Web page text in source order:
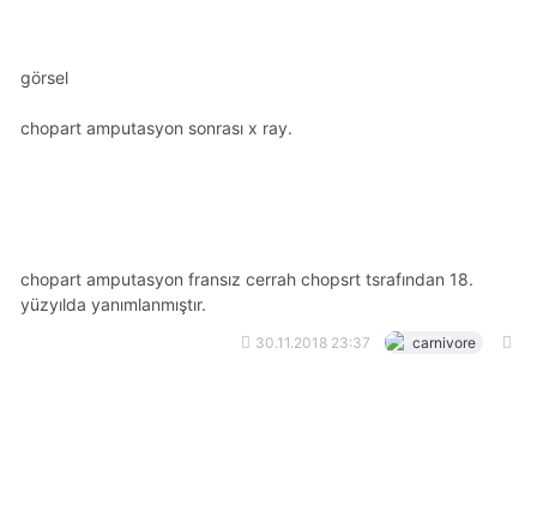
görsel
chopart amputasyon sonrası x ray.
chopart amputasyon fransız cerrah chopsrt tsrafından 18.
yüzyılda yanımlanmıştır.
30.11.2018 23:37 carnivore